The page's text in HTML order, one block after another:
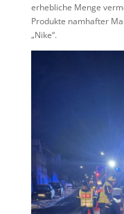
erhebliche Menge
Produkte namhafter
„Nike“.